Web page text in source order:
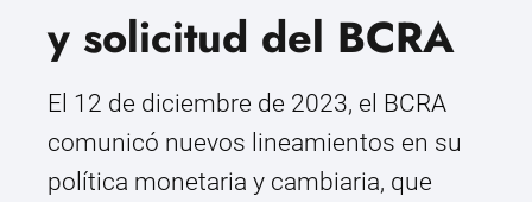
y solicitud del BCRA
El 12 de diciembre de 2023, el BCRA
comunicó nuevos lineamientos en su
política monetaria y cambiaria, que